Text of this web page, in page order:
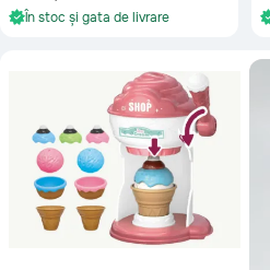
În stoc și gata de livrare